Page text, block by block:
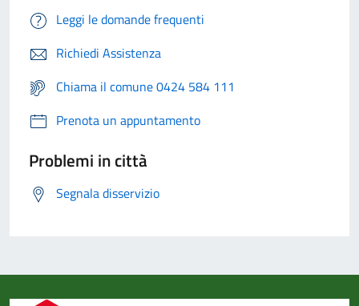
Leggi le domande frequenti
Richiedi Assistenza
Chiama il comune 0424 584 111
Prenota un appuntamento
Problemi in città
Segnala disservizio